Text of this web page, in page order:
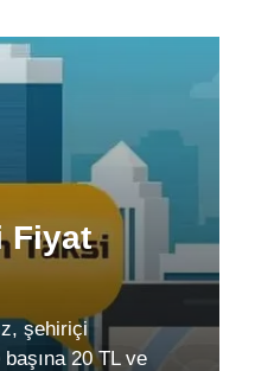
Fiyat
şehiriçi
20 TL ve